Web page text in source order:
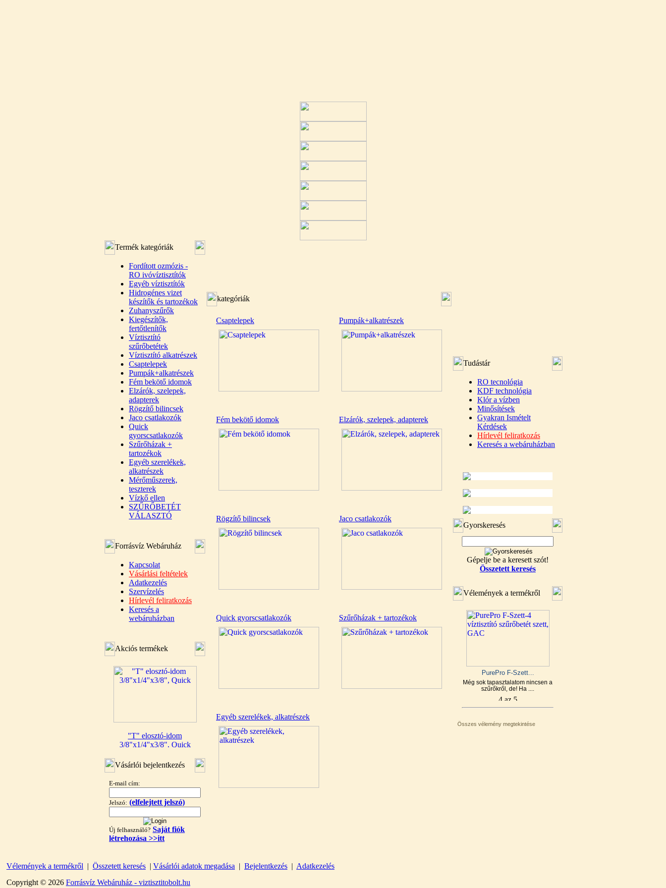
Termék kategóriák
Fordított ozmózis -
RO ivóvíztisztítók
Egyéb víztisztítók
Hidrogénes vizet
készítők és tartozékok
Zuhanyszűrők
Kiegészítők,
fertőtlenítők
Víztisztító
szűrőbetétek
Víztisztító alkatrészek
Csaptelepek
Pumpák+alkatrészek
Fém bekötő idomok
Elzárók, szelepek,
adapterek
Rögzítő bilincsek
Jaco csatlakozók
Quick
gyorscsatlakozók
Szűrőházak +
tartozékok
Egyéb szerelékek,
alkatrészek
Mérőműszerek,
teszterek
Vízkő ellen
SZŰRŐBETÉT
VÁLASZTÓ
Forrásvíz Webáruház
Kapcsolat
Vásárlási feltételek
Adatkezelés
Szervízelés
Hírlevél feliratkozás
Keresés a
webáruházban
Akciós termékek
"T" elosztó-idom
3/8"x1/4"x3/8", Quick
320,-Ft
1/4"x3/8"x1/4", Quick
Vásárlói bejelentkezés
E-mail cím:
Jelszó: (elfelejtett jelszó)
Új felhasználó? Saját fiók
létrehozása >>itt
kategóriák
Csaptelepek Pumpák+alkatrészek
Fém bekötő idomok Elzárók, szelepek, adapterek
Rögzítő bilincsek Jaco csatlakozók
Quick gyorscsatlakozók Szűrőházak + tartozékok
Egyéb szerelékek, alkatrészek
Tudástár
RO tecnológia
KDF technológia
Klór a vízben
Minősítések
Gyakran Ismételt
Kérdések
Hírlevél feliratkozás
Keresés a webáruházban
Gyorskeresés
Gépelje be a keresett szót!
Összetett keresés
Vélemények a termékről
PurePro F-Szett...
Még sok tapasztalatom nincsen a
szűrőkről, de! Ha ....
Összes vélemény megtekintése
Vélemények a termékről | Összetett keresés | Vásárlói adatok megadása | Bejelentkezés | Adatkezelés
Copyright © 2026 Forrásvíz Webáruház - viztisztitobolt.hu